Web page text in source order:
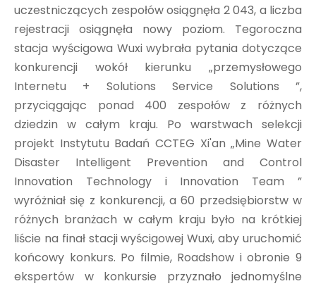
uczestniczących zespołów osiągnęła 2 043, a liczba
rejestracji osiągnęła nowy poziom. Tegoroczna
stacja wyścigowa Wuxi wybrała pytania dotyczące
konkurencji wokół kierunku „przemysłowego
Internetu + Solutions Service Solutions ”,
przyciągając ponad 400 zespołów z różnych
dziedzin w całym kraju. Po warstwach selekcji
projekt Instytutu Badań CCTEG Xi'an „Mine Water
Disaster Intelligent Prevention and Control
Innovation Technology i Innovation Team ”
wyróżniał się z konkurencji, a 60 przedsiębiorstw w
różnych branżach w całym kraju było na krótkiej
liście na finał stacji wyścigowej Wuxi, aby uruchomić
końcowy konkurs. Po filmie, Roadshow i obronie 9
ekspertów w konkursie przyznało jednomyślne